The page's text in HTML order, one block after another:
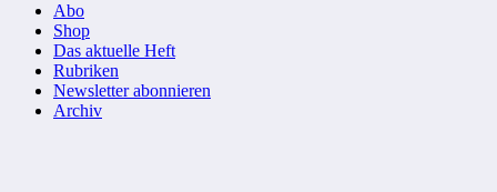
Abo
Shop
Das aktuelle Heft
Rubriken
Newsletter abonnieren
Archiv